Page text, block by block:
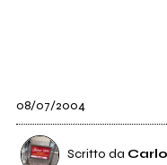
08/07/2004
Scritto da